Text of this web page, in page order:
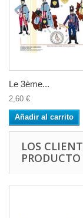
Le 3ème...
2,60 €
Añadir al carrito
LOS